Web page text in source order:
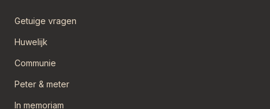
Getuige vragen
Huwelijk
Communie
Peter & meter
In memoriam